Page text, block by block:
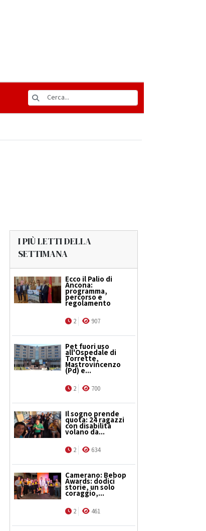
I PIÙ LETTI DELLA
SETTIMANA
Ecco il Palio di
Ancona:
programma,
percorso e
regolamento
2 907
Pet fuori uso
all'Ospedale di
Torrette,
Mastrovincenzo
(Pd) e...
2 700
Il sogno prende
quota: 24 ragazzi
con disabilità
volano da...
2 634
Camerano: Bebop
Awards: dodici
storie, un solo
coraggio,...
2 461